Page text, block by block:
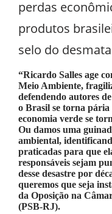
perdas
produtos
selo do
“Ricardo Salles age
Meio Ambiente,
defendendo autores
o Brasil se torna
economia verde se
Ou damos uma
ambiental,
praticadas para que
responsáveis sejam
desse desastre por
queremos que seja
da Oposição na
(PSB-RJ).